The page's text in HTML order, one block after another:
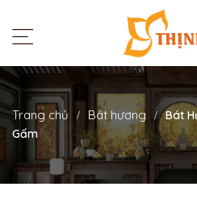
Trang chủ Bát hương
Bát
Gấm